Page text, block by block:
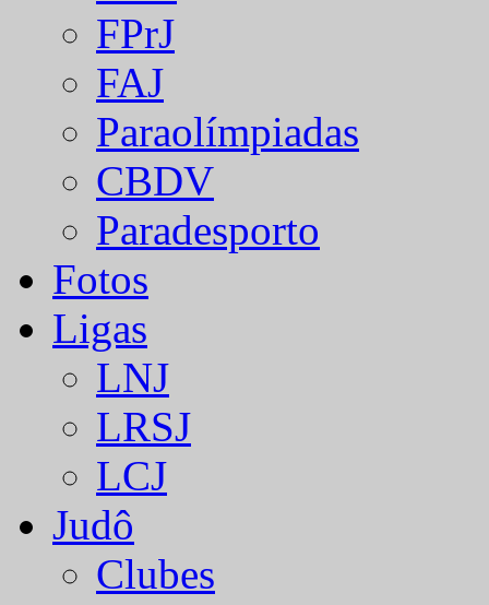
FPrJ
FAJ
Paraolímpiadas
CBDV
Paradesporto
Fotos
Ligas
LNJ
LRSJ
LCJ
Judô
Clubes